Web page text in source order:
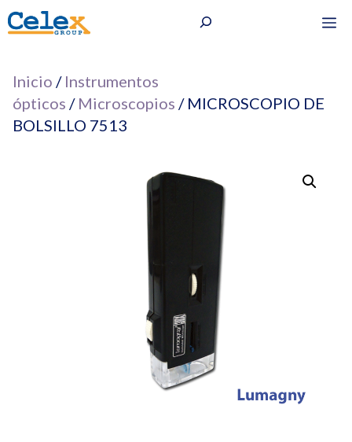
Saltar
al
Buscar
Inicio / Instrumentos
ópticos / Microscopios / MICROSCOPIO DE
BOLSILLO 7513